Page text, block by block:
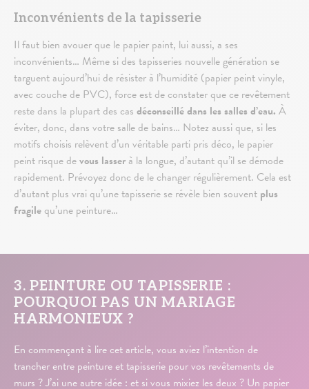
Inconvénients de la tapisserie
Il faut bien avouer que le papier paint, lui aussi, a ses
inconvénients… Même si des tapisseries nouvelle génération se
targuent aujourd’hui de résister à l’humidité (papier peint vinyle,
avec couche de PVC), force est de constater que ce revêtement
reste dans la plupart des cas déconseillé dans les salles d’eau. À
éviter, donc, dans votre salle de bains… Notez aussi que, si les
motifs choisis relèvent d’un véritable parti pris déco, le papier
peint risque devous lasser à la longue, d’autant qu’il se démode
rapidement. Prévoyez donc de le changer régulièrement. Cela est
d’autant plus vrai qu’une tapisserie se révèle bien souvent plus
fragile qu’une peinture…
3. PEINTURE OU TAPISSERIE :
POURQUOI PAS UN MARIAGE
HARMONIEUX ?
En commençant à lire cet article, vous aviez l’intention de
trancher entre peinture et tapisserie pour vos revêtements de
murs ? J’ai une autre idée : et si vous mixiez les deux ? Un papier